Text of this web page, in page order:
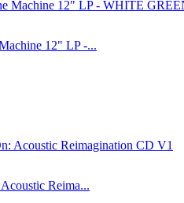
12" LP -...
Reima...